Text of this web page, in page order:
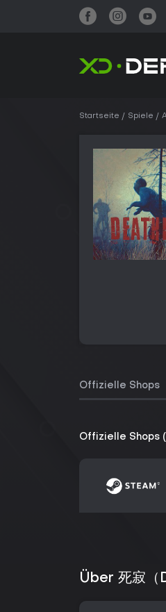
Startseite Spiele
Offizielle Shops
Offizielle Shops
Über 死寂（